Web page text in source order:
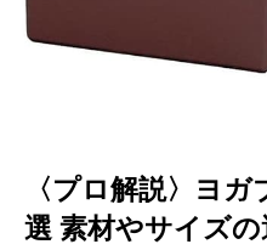
〈プロ解説〉ヨ
選 素材やサイズ